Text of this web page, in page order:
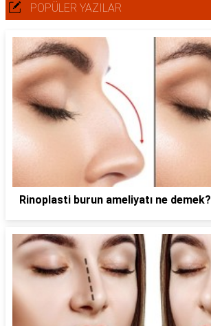
POPÜLER YAZILAR
Rinoplasti burun ameliyatı ne demek?